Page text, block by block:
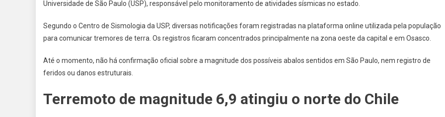
Bairros
São
Paulo
Terremoto
Universidade de São Paulo (USP), responsável pelo monitoramento de atividades sísmicas no estado.
Segundo o Centro de Sismologia da USP, diversas notificações foram registradas na plataforma online utilizada pela população
para comunicar tremores de terra. Os registros ficaram concentrados principalmente na zona oeste da capital e em Osasco.
Até o momento, não há confirmação oficial sobre a magnitude dos possíveis abalos sentidos em São Paulo, nem registro de
feridos ou danos estruturais.
Terremoto de magnitude 6,9 atingiu o norte do Chile